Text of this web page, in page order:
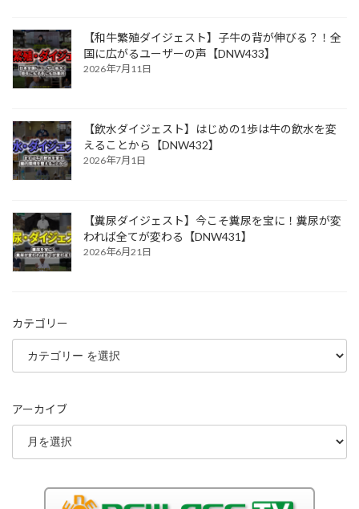
【和牛繁殖ダイジェスト】子牛の背が伸びる？！全
国に広がるユーザーの声【DNW433】
2026年7月11日
【飲水ダイジェスト】はじめの1歩は牛の飲水を変
えることから【DNW432】
2026年7月1日
【糞尿ダイジェスト】今こそ糞尿を宝に！糞尿が変
われば全てが変わる【DNW431】
2026年6月21日
カテゴリー
アーカイブ